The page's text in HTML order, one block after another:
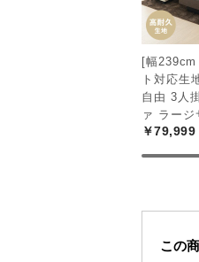
様々
[幅239cm
ト対応生
自由 3人
ァ ラージ
￥79,999
この